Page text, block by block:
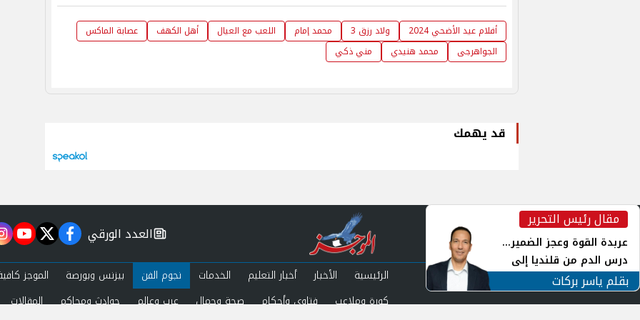
أفلام عيد الأضحي 2024 ولاد رزق 3 محمد إمام اللعب مع العيال أهل الكهف
عصابة الماكس
الجواهرجى
محمد هنيدي مني ذكي
قد يهمك
مقال رئيس التحرير
عربدة القوة وعجز الضمير...
درس الدم من قلنديا إلى
جنوب لبنان
بقلم ياسر بركات
newspaper
العدد الورقي facebook
twitter
الرئيسية الأخبار أخبار التعليم الخدمات نجوم الفن بيزنس وبورصة
الموجز
كورة وملاعب
فتاوى وأحكام صحة وجمال عرب وعالم حوادث ومحاكم المقالات